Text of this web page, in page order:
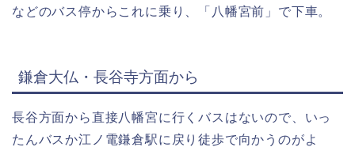
などのバス停からこれに乗り、「八幡宮前」で下車。
鎌倉大仏・長谷寺方面から
長谷方面から直接八幡宮に行くバスはないので、いっ
たんバスか江ノ電鎌倉駅に戻り徒歩で向かうのがよ